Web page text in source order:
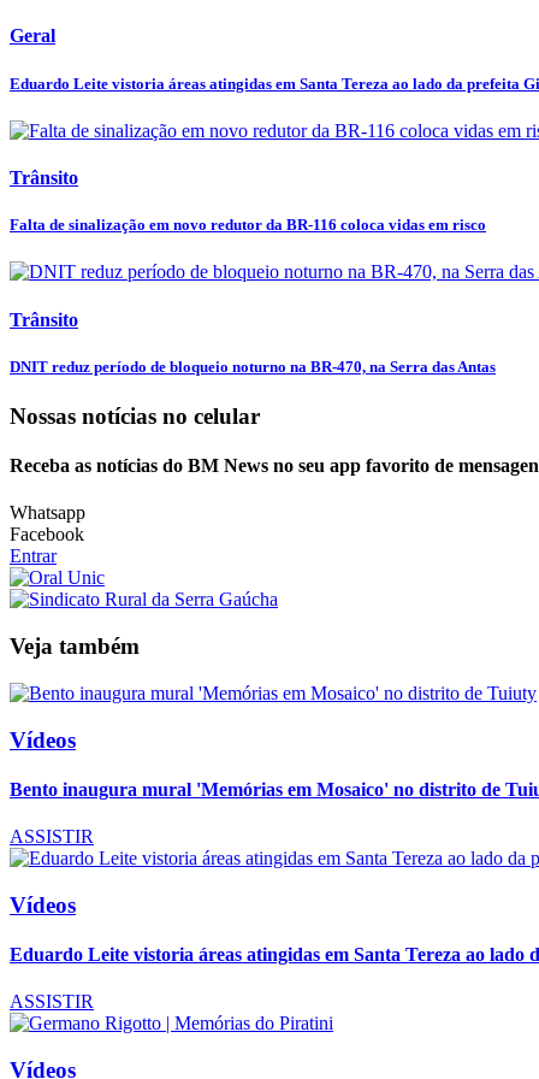
Geral
Eduardo Leite vistoria áreas atingidas em Santa Tereza ao lado da prefeita
Trânsito
Falta de sinalização em novo redutor da BR-116 coloca vidas em risco
Trânsito
DNIT reduz período de bloqueio noturno na BR-470, na Serra das Antas
Nossas notícias no celular
Receba as notícias do BM News no seu app favorito de
Whatsapp
Facebook
Entrar
Veja também
Vídeos
Bento inaugura mural 'Memórias em Mosaico' no distrito de
ASSISTIR
Vídeos
Eduardo Leite vistoria áreas atingidas em Santa Tereza ao lado
ASSISTIR
Vídeos